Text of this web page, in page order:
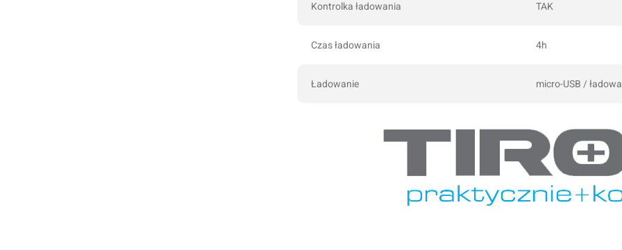
Kontrolka ładowania TAK
Czas ładowania 4h
Ładowanie micro-USB /